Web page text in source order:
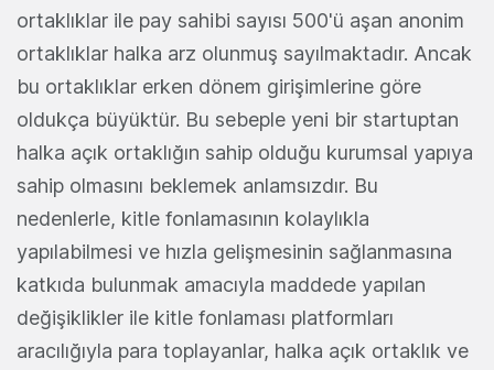
ortaklıklar ile pay sahibi sayısı 500'ü aşan anonim
ortaklıklar halka arz olunmuş sayılmaktadır. Ancak
bu ortaklıklar erken dönem girişimlerine göre
oldukça büyüktür. Bu sebeple yeni bir startuptan
halka açık ortaklığın sahip olduğu kurumsal yapıya
sahip olmasını beklemek anlamsızdır. Bu
nedenlerle, kitle fonlamasının kolaylıkla
yapılabilmesi ve hızla gelişmesinin sağlanmasına
katkıda bulunmak amacıyla maddede yapılan
değişiklikler ile kitle fonlaması platformları
aracılığıyla para toplayanlar, halka açık ortaklık ve